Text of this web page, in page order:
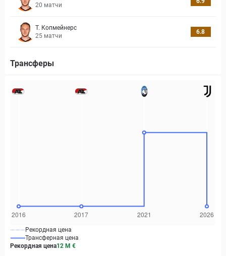
20 матчи
Т. Копмейнерс
25 матчи
6.8
Трансферы
Рекордная цена
Трансферная цена
Рекордная цена12 M €